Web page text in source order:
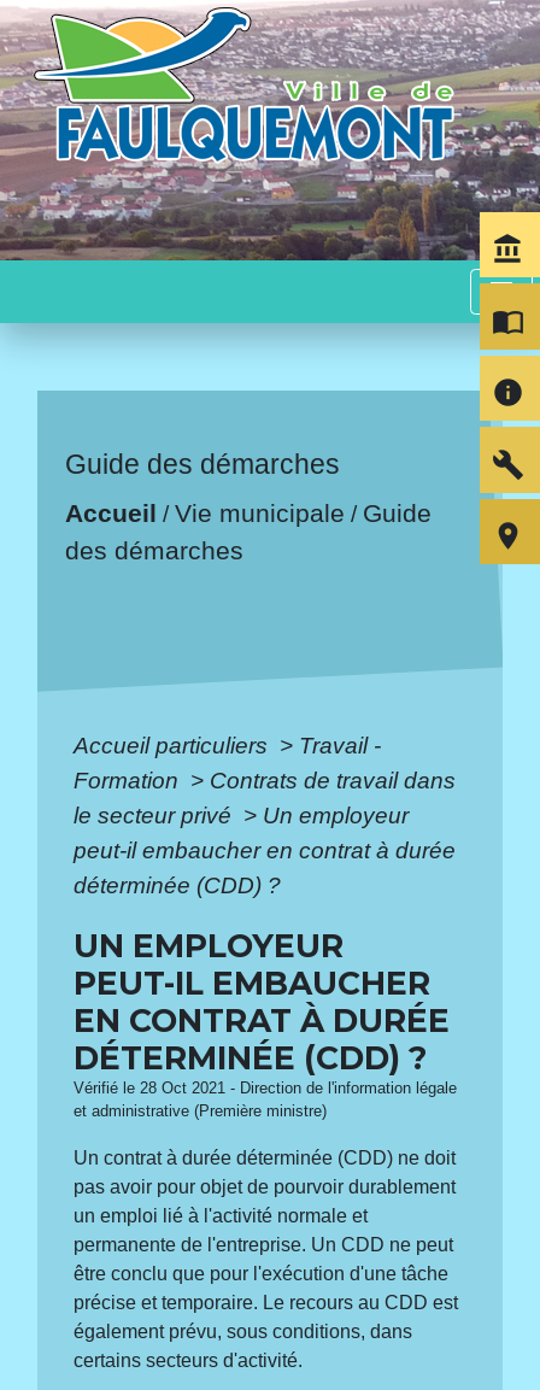
menu
Guide des démarches
Accueil /Vie municipale / Guide
des démarches
Accueil particuliers > Travail -
Formation > Contrats de travail dans
le secteur privé > Un employeur
peut-il embaucher en contrat à durée
déterminée (CDD) ?
UN EMPLOYEUR
PEUT-IL EMBAUCHER
EN CONTRAT À DURÉE
DÉTERMINÉE (CDD) ?
Vérifié le 28 Oct 2021 - Direction de l'information légale
et administrative (Première ministre)
Un contrat à durée déterminée (CDD) ne doit
pas avoir pour objet de pourvoir durablement
un emploi lié à l'activité normale et
permanente de l'entreprise. Un CDD ne peut
être conclu que pour l'exécution d'une tâche
précise et temporaire. Le recours au CDD est
également prévu, sous conditions, dans
certains secteurs d'activité.
account_balance
import_contacts
info
build
room